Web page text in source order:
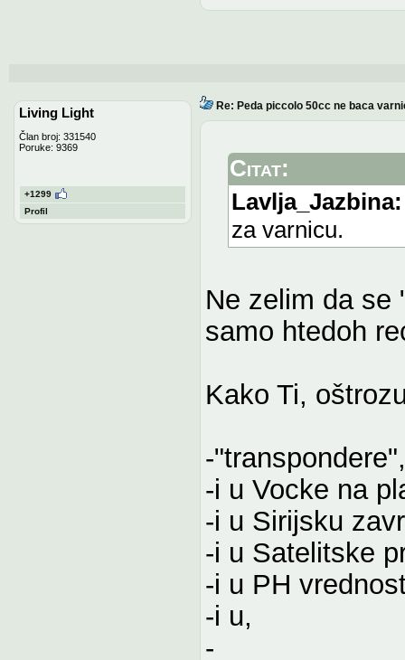
Living Light
Član broj: 331540
Poruke: 9369
+1299
Profil
Re: Peda piccolo 50cc ne baca
Citat:
Lavlja_Jazbina:
za varnicu.
Ne zelim da se
samo htedoh
Kako Ti,
-"transpondere",
-i u Vocke na
-i u Sirijsku
-i u Satelitske
-i u PH
-i u,
-